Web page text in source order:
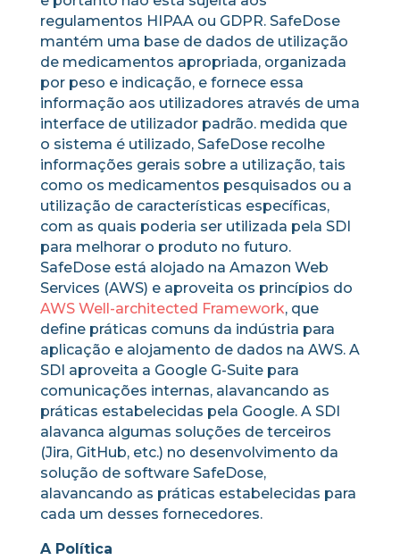
regulamentos HIPAA ou GDPR. SafeDose
mantém uma base de dados de utilização
de medicamentos apropriada, organizada
por peso e indicação, e fornece essa
informação aos utilizadores através de uma
interface de utilizador padrão. medida que
o sistema é utilizado, SafeDose recolhe
informações gerais sobre a utilização, tais
como os medicamentos pesquisados ou a
utilização de características específicas,
com as quais poderia ser utilizada pela SDI
para melhorar o produto no futuro.
SafeDose está alojado na Amazon Web
Services (AWS) e aproveita os princípios do
AWS Well-architected Framework, que
define práticas comuns da indústria para
aplicação e alojamento de dados na AWS. A
SDI aproveita a Google G-Suite para
comunicações internas, alavancando as
práticas estabelecidas pela Google. A SDI
alavanca algumas soluções de terceiros
(Jira, GitHub, etc.) no desenvolvimento da
solução de software SafeDose,
alavancando as práticas estabelecidas para
cada um desses fornecedores.
A Política